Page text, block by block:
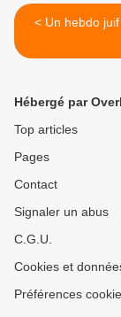
< Un hebdo
Hébergé par
Top articles
Pages
Contact
Signaler un abus
C.G.U.
Cookies et
Préférences